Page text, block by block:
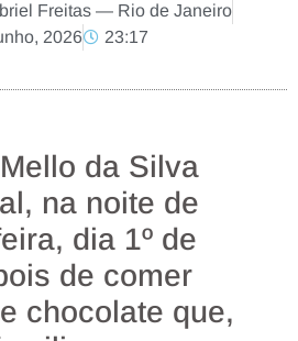
Freitas — Rio de Janeiro
2026
23:17
da Silva
na noite de
dia 1º de
de comer
chocolate que,